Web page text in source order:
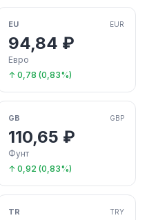
EU EUR
94,84 ₽
Евро
↑ 0,78 (0,83%)
GB GBP
110,65 ₽
Фунт
↑ 0,92 (0,83%)
TR TRY